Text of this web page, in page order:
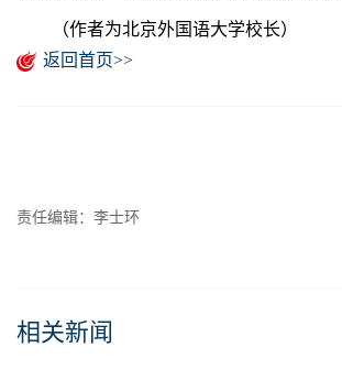
（作者为北京外国语大学校长）
返回首页>>
责任编辑：李士环
相关新闻